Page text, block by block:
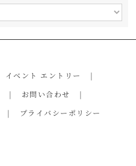
イベント エントリー
お問い合わせ
プライバシーポリシー